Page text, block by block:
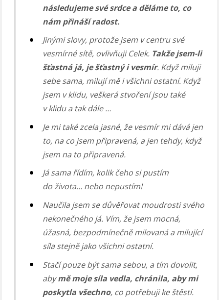
následujeme své srdce a děláme to, co
nám přináší radost.
Jinými slovy, protože jsem v centru své
vesmírné sítě, ovlivňuji Celek. Takže jsem-li
šťastná já, je šťastný i vesmír. Když miluji
sebe sama, milují mě i všichni ostatní. Když
jsem v klidu, veškerá stvoření jsou také
v klidu a tak dále …
Je mi také zcela jasné, že vesmír mi dává jen
to, na co jsem připravená, a jen tehdy, když
jsem na to připravená.
Já sama řídím, kolik čeho si pustím
do života… nebo nepustím!
Naučila jsem se důvěřovat moudrosti svého
nekonečného já. Vím, že jsem mocná,
úžasná, bezpodmínečně milovaná a milující
síla stejně jako všichni ostatní.
Stačí pouze být sama sebou, a tím dovolit,
abymě moje síla vedla, chránila, aby mi
poskytla všechno, co potřebuji ke štěstí.